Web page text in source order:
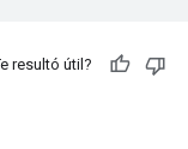
resultó útil?